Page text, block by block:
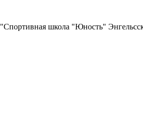
"Спортивная школа "Юность"